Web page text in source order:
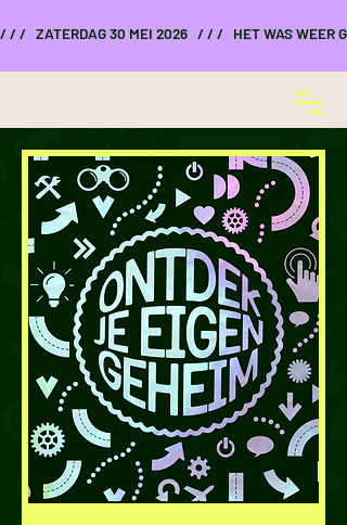
/ / /   ZATERDAG 30 MEI 2026   / / /   HET WAS WEER